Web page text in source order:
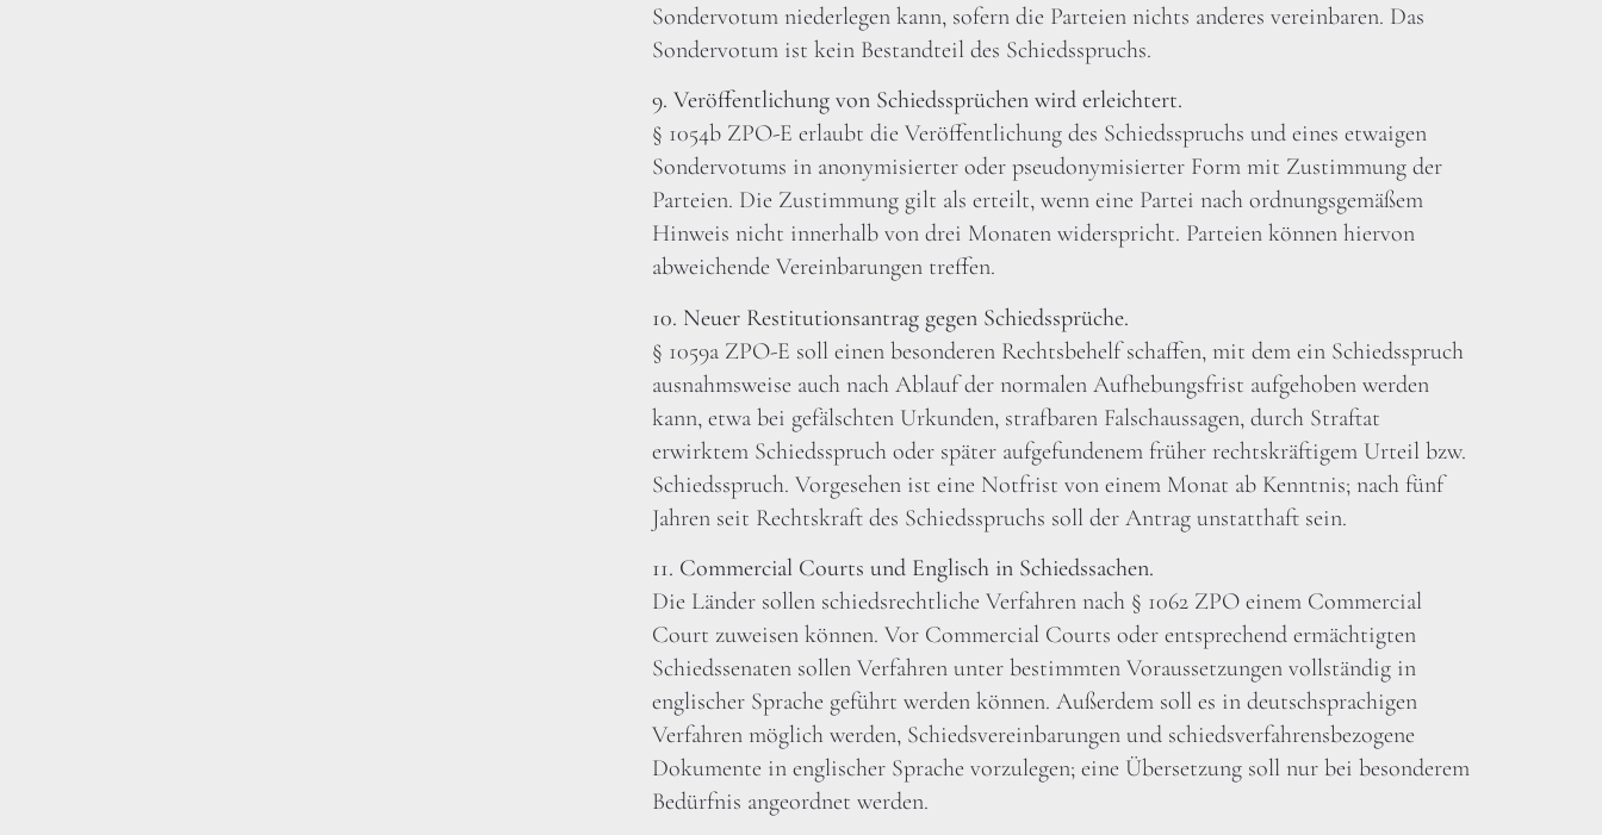
Sondervotum niederlegen kann, sofern die Parteien nichts anderes vereinbaren. Das
Sondervotum ist kein Bestandteil des Schiedsspruchs.
9. Veröffentlichung von Schiedssprüchen wird erleichtert.
§ 1054b ZPO-E erlaubt die Veröffentlichung des Schiedsspruchs und eines etwaigen
Sondervotums in anonymisierter oder pseudonymisierter Form mit Zustimmung der
Parteien. Die Zustimmung gilt als erteilt, wenn eine Partei nach ordnungsgemäßem
Hinweis nicht innerhalb von drei Monaten widerspricht. Parteien können hiervon
abweichende Vereinbarungen treffen.
10. Neuer Restitutionsantrag gegen Schiedssprüche.
§ 1059a ZPO-E soll einen besonderen Rechtsbehelf schaffen, mit dem ein Schiedsspruch
ausnahmsweise auch nach Ablauf der normalen Aufhebungsfrist aufgehoben werden
kann, etwa bei gefälschten Urkunden, strafbaren Falschaussagen, durch Straftat
erwirktem Schiedsspruch oder später aufgefundenem früher rechtskräftigem Urteil bzw.
Schiedsspruch. Vorgesehen ist eine Notfrist von einem Monat ab Kenntnis; nach fünf
Jahren seit Rechtskraft des Schiedsspruchs soll der Antrag unstatthaft sein.
11. Commercial Courts und Englisch in Schiedssachen.
Die Länder sollen schiedsrechtliche Verfahren nach § 1062 ZPO einem Commercial
Court zuweisen können. Vor Commercial Courts oder entsprechend ermächtigten
Schiedssenaten sollen Verfahren unter bestimmten Voraussetzungen vollständig in
englischer Sprache geführt werden können. Außerdem soll es in deutschsprachigen
Verfahren möglich werden, Schiedsvereinbarungen und schiedsverfahrensbezogene
Dokumente in englischer Sprache vorzulegen; eine Übersetzung soll nur bei besonderem
Bedürfnis angeordnet werden.